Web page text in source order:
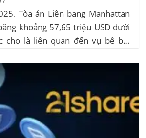
Tòa án Liên bang Manhattan
khoảng 57,65 triệu USD dưới
cho là liên quan đến vụ bê bối
Law đại diện, cáo buộc các công